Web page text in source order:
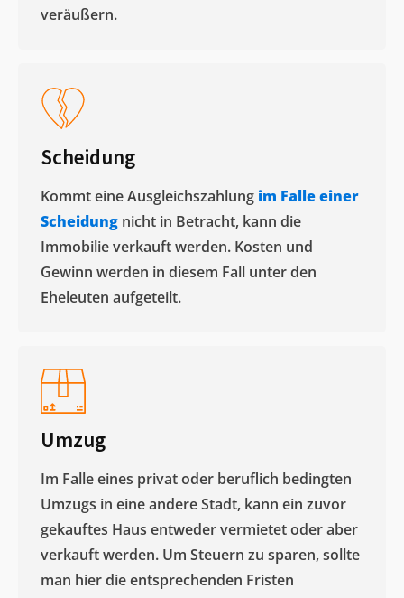
veräußern. ​
Scheidung
Kommt eine Ausgleichszahlung im Falle einer
Scheidung nicht in Betracht, kann die
Immobilie verkauft werden. Kosten und
Gewinn werden in diesem Fall unter den
Eheleuten aufgeteilt.​
Umzug
Im Falle eines privat oder beruflich bedingten
Umzugs in eine andere Stadt, kann ein zuvor
gekauftes Haus entweder vermietet oder aber
verkauft werden. Um Steuern zu sparen, sollte
man hier die entsprechenden Fristen